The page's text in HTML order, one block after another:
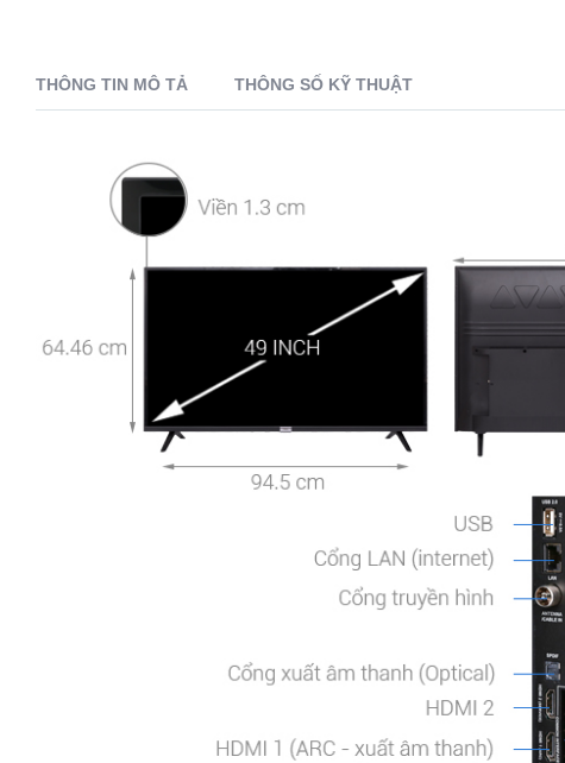
THÔNG TIN MÔ TẢ THÔNG SỐ KỸ THUẬT